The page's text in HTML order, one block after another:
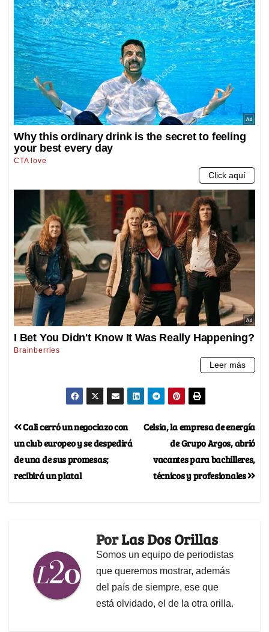
Celsia, la empresa de energía
de Grupo Argos, abrió
vacantes para bachilleres,
técnicos y profesionales
Cali cerró un negociazo con
un club europeo y se despedirá
de una de sus promesas;
recibirá un platal
PorLas Dos Orillas
Somos un equipo de periodistas
que queremos mostrar, además
del país de siempre, ese que
está olvidado, el de la otra orilla.